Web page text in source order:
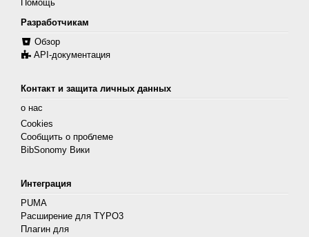
Помощь
Разработчикам
Обзор
API-документация
Контакт и защита личных данных
о нас
Cookies
Сообщить о проблеме
BibSonomy Вики
Интеграция
PUMA
Расширение для TYPO3
Плагин для